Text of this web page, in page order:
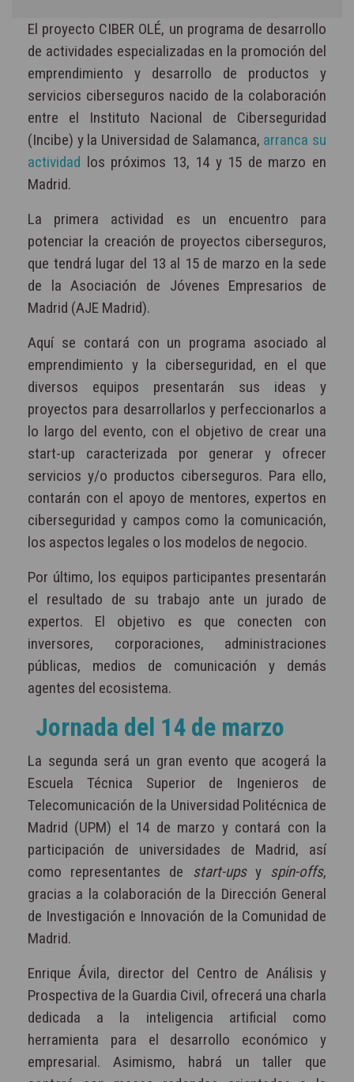
El proyecto CIBER OLÉ, un programa de desarrollo
de actividades especializadas en la promoción del
emprendimiento y desarrollo de productos y
servicios ciberseguros nacido de la colaboración
entre el Instituto Nacional de Ciberseguridad
(Incibe) y la Universidad de Salamanca, arranca su
actividad los próximos 13, 14 y 15 de marzo en
Madrid.
La primera actividad es un encuentro para
potenciar la creación de proyectos ciberseguros,
que tendrá lugar del 13 al 15 de marzo en la sede
de la Asociación de Jóvenes Empresarios de
Madrid (AJE Madrid).
Aquí se contará con un programa asociado al
emprendimiento y la ciberseguridad, en el que
diversos equipos presentarán sus ideas y
proyectos para desarrollarlos y perfeccionarlos a
lo largo del evento, con el objetivo de crear una
start-up caracterizada por generar y ofrecer
servicios y/o productos ciberseguros. Para ello,
contarán con el apoyo de mentores, expertos en
ciberseguridad y campos como la comunicación,
los aspectos legales o los modelos de negocio.
Por último, los equipos participantes presentarán
el resultado de su trabajo ante un jurado de
expertos. El objetivo es que conecten con
inversores, corporaciones, administraciones
públicas, medios de comunicación y demás
agentes del ecosistema.
Jornada del 14 de marzo
La segunda será un gran evento que acogerá la
Escuela Técnica Superior de Ingenieros de
Telecomunicación de la Universidad Politécnica de
Madrid (UPM) el 14 de marzo y contará con la
participación de universidades de Madrid, así
como representantes de start-upsy spin-offs,
gracias a la colaboración de la Dirección General
de Investigación e Innovación de la Comunidad de
Madrid.
Enrique Ávila, director del Centro de Análisis y
Prospectiva de la Guardia Civil, ofrecerá una charla
dedicada a la inteligencia artificial como
herramienta para el desarrollo económico y
empresarial. Asimismo, habrá un taller que